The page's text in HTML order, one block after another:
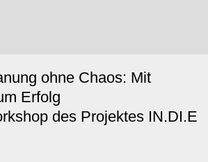
ohne Chaos: Mit
Erfolg
des Projektes IN.DI.E